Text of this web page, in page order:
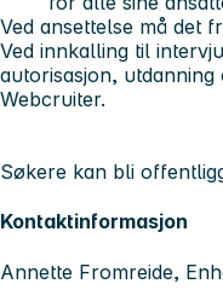
Ved ansettelse må det
Ved innkalling til
autorisasjon,
Webcruiter.
Søkere kan bli
Kontaktinformasjon
Annette Fromreide,